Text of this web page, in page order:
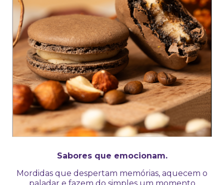
Sabores que emocionam.
Mordidas que despertam memórias, aquecem o
paladar e fazem do simples um momento